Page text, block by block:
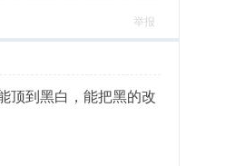
举报
顶到黑白，能把黑的改